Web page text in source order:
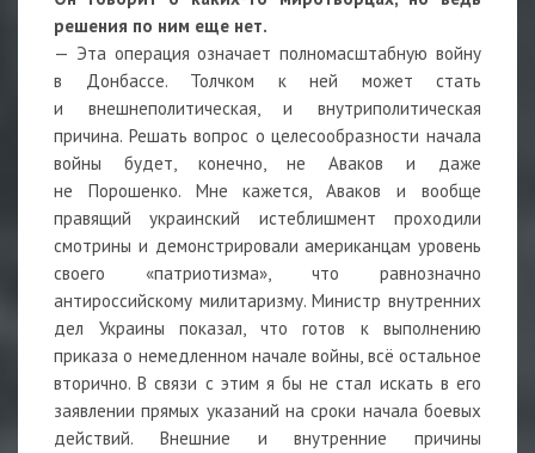
решения по ним еще нет.
— Эта операция означает полномасштабную войну
в Донбассе. Толчком к ней может стать
и внешнеполитическая, и внутриполитическая
причина. Решать вопрос о целесообразности начала
войны будет, конечно, не Аваков и даже
не Порошенко. Мне кажется, Аваков и вообще
правящий украинский истеблишмент проходили
смотрины и демонстрировали американцам уровень
своего «патриотизма», что равнозначно
антироссийскому милитаризму. Министр внутренних
дел Украины показал, что готов к выполнению
приказа о немедленном начале войны, всё остальное
вторично. В связи с этим я бы не стал искать в его
заявлении прямых указаний на сроки начала боевых
действий. Внешние и внутренние причины